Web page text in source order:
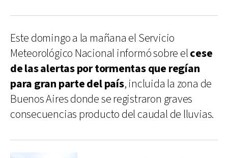
Este domingo a la mañana el Servicio
Meteorológico Nacional informó sobre elcese
de las alertas por tormentas que regían
para gran parte del país, incluida la zona de
Buenos Aires donde se registraron graves
consecuencias producto del caudal de lluvias.